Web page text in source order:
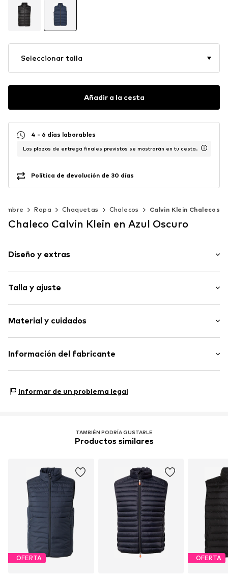
Seleccionar talla
Añadir a la cesta
4 - 6 días laborables
Los plazos de entrega finales previstos se mostrarán en tu cesta.
Política de devolución de 30 días
Ropa Chaquetas Chalecos Calvin Klein Chalecos
Chaleco Calvin Klein en Azul Oscuro
Diseño y extras
Dobladillo recto
Cuello mao
Bolsillos laterales con cremallera
Costuras tono entono
Cierre con cremallera
Talla y ajuste
Material y cuidados
Material: 100% Poliamida - PA
Información del fabricante
1013AP Amsterdam
Informar de un problema legal
TAMBIÉN PODRÍA GUSTARLE
Productos similares
OFERTA OFERTA